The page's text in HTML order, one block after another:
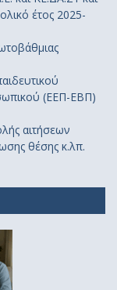
έτος 2025-
(ΕΕΠ-ΕΒΠ)
αιτήσεων
θέσης κ.λπ.